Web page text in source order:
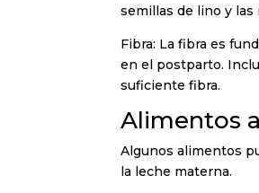
semillas de lino y
Fibra: La fibra es
en el postparto.
suficiente fibra.
Alimentos
Algunos alimentos
la leche materna.